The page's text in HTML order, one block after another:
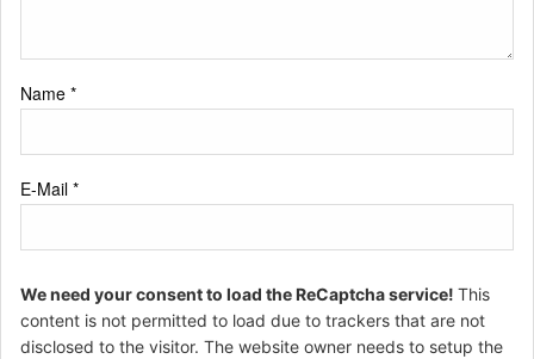
Name *
E-Mail *
We need your consent to load the ReCaptcha service! This
content is not permitted to load due to trackers that are not
disclosed to the visitor. The website owner needs to setup the